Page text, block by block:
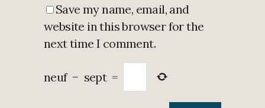
Save my name, email, and
website in this browser for the
next time I comment.
neuf − sept =